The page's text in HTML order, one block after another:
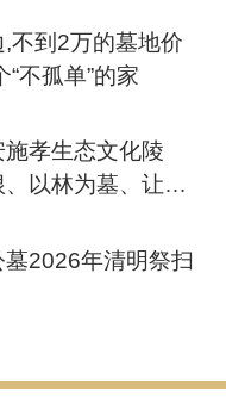
不到2万的墓地价
不孤单”的家
孝生态文化陵
以林为墓、让生
墓2026年清明祭扫